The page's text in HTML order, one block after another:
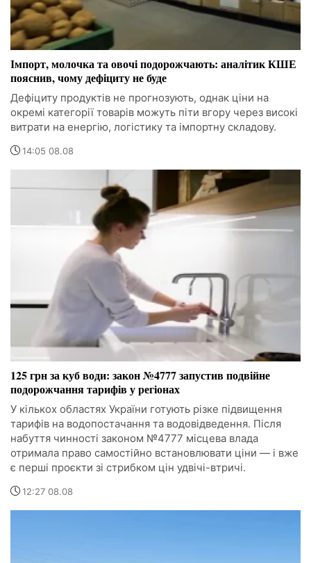
Імпорт, молочка та овочі подорожчають: аналітик КШЕ
пояснив, чому дефіциту не буде
Дефіциту продуктів не прогнозують, однак ціни на
окремі категорії товарів можуть піти вгору через високі
витрати на енергію, логістику та імпортну складову.
14:05 08.08
125 грн за куб води: закон №4777 запустив подвійне
подорожчання тарифів у регіонах
У кількох областях України готують різке підвищення
тарифів на водопостачання та водовідведення. Після
набуття чинності законом №4777 місцева влада
отримала право самостійно встановлювати ціни — і вже
є перші проєкти зі стрибком цін удвічі-втричі.
12:27 08.08